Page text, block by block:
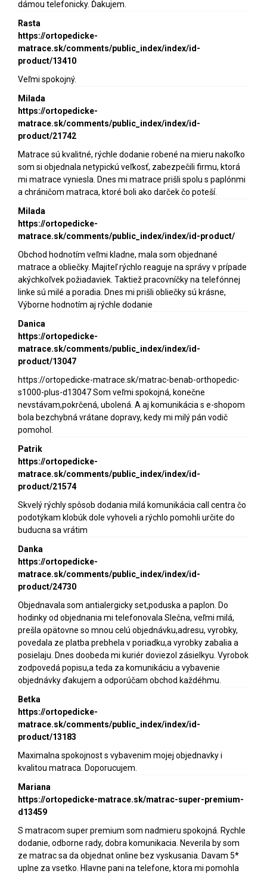
dámou telefonicky. Ďakujem.
Rasta
https://ortopedicke-
matrace.sk/comments/public_index/index/id-
product/13410
Veľmi spokojný.
Milada
https://ortopedicke-
matrace.sk/comments/public_index/index/id-
product/21742
Matrace sú kvalitné, rýchle dodanie robené na mieru nakoľko
som si objednala netypickú veľkosť, zabezpečili firmu, ktorá
mi matrace vyniesla. Dnes mi matrace prišli spolu s paplónmi
a chráničom matraca, ktoré boli ako darček čo poteší.
Milada
https://ortopedicke-
matrace.sk/comments/public_index/index/id-product/
Obchod hodnotím veľmi kladne, mala som objednané
matrace a obliečky. Majiteľ rýchlo reaguje na správy v prípade
akýchkoľvek požiadaviek. Taktiež pracovníčky na telefónnej
linke sú milé a poradia. Dnes mi prišli obliečky sú krásne,
Výborne hodnotím aj rýchle dodanie
Danica
https://ortopedicke-
matrace.sk/comments/public_index/index/id-
product/13047
https://ortopedicke-matrace.sk/matrac-benab-orthopedic-
s1000-plus-d13047 Som veľmi spokojná, konečne
nevstávam,pokrčená, ubolená. A aj komunikácia s e-shopom
bola bezchybná vrátane dopravy, kedy mi milý pán vodič
pomohol.
Patrik
https://ortopedicke-
matrace.sk/comments/public_index/index/id-
product/21574
Skvelý rýchly spôsob dodania milá komunikácia call centra čo
podotýkam klobúk dole vyhoveli a rýchlo pomohli určite do
buducna sa vrátim
Danka
https://ortopedicke-
matrace.sk/comments/public_index/index/id-
product/24730
Objednavala som antialergicky set,poduska a paplon. Do
hodinky od objednania mi telefonovala Slečna, veľmi milá,
prešla opätovne so mnou celú objednávku,adresu, vyrobky,
povedala ze platba prebhela v poriadku,a vyrobky zabalia a
posielaju. Dnes doobeda mi kuriér doviezol zásielkyu. Vyrobok
zodpovedá popisu,a teda za komunikáciu a vybavenie
objednávky ďakujem a odporúčam obchod každéhmu.
Betka
https://ortopedicke-
matrace.sk/comments/public_index/index/id-
product/13183
Maximalna spokojnost s vybavenim mojej objednavky i
kvalitou matraca. Doporucujem.
Mariana
https://ortopedicke-matrace.sk/matrac-super-premium-
d13459
S matracom super premium som nadmieru spokojná. Rychle
dodanie, odborne rady, dobra komunikacia. Neverila by som
ze matrac sa da objednat online bez vyskusania. Davam 5*
uplne za vsetko. Hlavne pani na telefone, ktora mi pomohla